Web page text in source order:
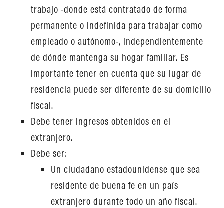
trabajo -donde está contratado de forma
permanente o indefinida para trabajar como
empleado o autónomo-, independientemente
de dónde mantenga su hogar familiar. Es
importante tener en cuenta que su lugar de
residencia puede ser diferente de su domicilio
fiscal.
Debe tener ingresos obtenidos en el
extranjero.
Debe ser:
Un ciudadano estadounidense que sea
residente de buena fe en un país
extranjero durante todo un año fiscal.